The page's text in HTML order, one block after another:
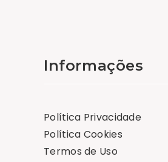
Informações
Política Privacidade
Política Cookies
Termos de Uso